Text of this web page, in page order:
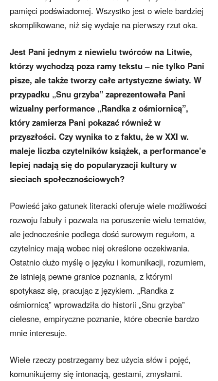
pamięci podświadomej. Wszystko jest o wiele bardziej
skomplikowane, niż się wydaje na pierwszy rzut oka.
Jest Pani jednym z niewielu twórców na Litwie,
którzy wychodzą poza ramy tekstu – nie tylko Pani
pisze, ale także tworzy całe artystyczne światy. W
przypadku „Snu grzyba” zaprezentowała Pani
wizualny performance „Randka z ośmiornicą”,
który zamierza Pani pokazać również w
przyszłości. Czy wynika to z faktu, że w XXI w.
maleje liczba czytelników książek, a performance’e
lepiej nadają się do popularyzacji kultury w
sieciach społecznościowych?
Powieść jako gatunek literacki oferuje wiele możliwości
rozwoju fabuły i pozwala na poruszenie wielu tematów,
ale jednocześnie podlega dość surowym regułom, a
czytelnicy mają wobec niej określone oczekiwania.
Ostatnio dużo myślę o języku i komunikacji, rozumiem,
że istnieją pewne granice poznania, z którymi
spotykasz się, pracując z językiem. „Randka z
ośmiornicą” wprowadziła do historii „Snu grzyba”
cielesne, empiryczne poznanie, które obecnie bardzo
mnie interesuje.
Wiele rzeczy postrzegamy bez użycia słów i pojęć,
komunikujemy się intonacją, gestami, zmysłami.